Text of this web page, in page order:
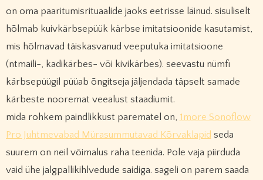
on oma paaritumisrituaalide jaoks eetrisse läinud. sisuliselt
hõlmab kuivkärbsepüük kärbse imitatsioonide kasutamist,
mis hõlmavad täiskasvanud veeputuka imitatsioone
(ntmaili-, kadikärbes- või kivikärbes). seevastu nümfi
kärbsepüügil püüab õngitseja jäljendada täpselt samade
kärbeste nooremat veealust staadiumit.
mida rohkem paindlikkust parematel on, 1more Sonoflow
Pro Juhtmevabad Mürasummutavad Kõrvaklapid seda
suurem on neil võimalus raha teenida. Pole vaja piirduda
vaid ühe jalgpallikihlvedude saidiga. sageli on parem saada